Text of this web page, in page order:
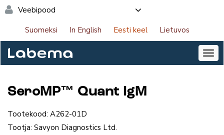
Suomeksi In English Eesti keel Lietuvos
Veebipood
SeroMP™ Quant IgM
Tootekood: A262-01D
Tootja: Savyon Diagnostics Ltd.